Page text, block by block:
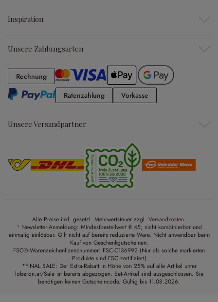
Inspiration
Unsere Zahlungsarten
RechnungRechnung
RatenzahlungRatenzahlung
Vorkasse
Unsere Versandpartner
Alle Preise inkl. gesetzl. Mehrwertsteuer zzgl. Versandkosten.
¹ Newsletter-Anmeldung: Mindestbestellwert € 45; nicht kombinierbar und
einmalig einlösbar. Gilt nicht auf bereits reduzierte Ware. Nicht anwendbar beim
Kauf von Geschenkgutscheinen.
FSC®-Warenzeichenlizenznummer: FSC-C136992 (Nur als solche markierten
Produkte sind FSC zertifiziert)
*FINAL SALE: Der Extra-Rabatt in Höhe von 25% auf alle Artikel unter
loberon.at/Sale ist bereits abgezogen. Set-Artikel sind ausgeschlossen. Sie
benötigen keinen Gutscheincode. Gültig bis 11.08.2026.